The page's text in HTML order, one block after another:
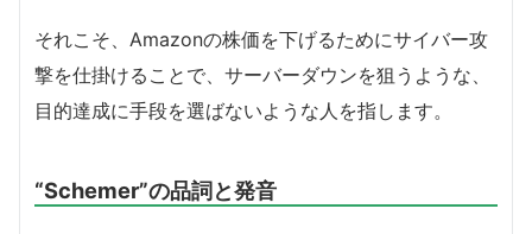
それこそ、Amazonの株価を下げるためにサイバー攻
撃を仕掛けることで、サーバーダウンを狙うような、
目的達成に手段を選ばないような人を指します。
“Schemer”の品詞と発音